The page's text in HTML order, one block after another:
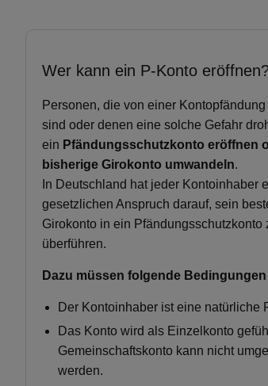
Wer kann ein P-Konto
Personen, die von einer Kontopfändung
sind oder denen eine solche Gefahr
ein Pfändungsschutzkonto eröffnen
bisherige Girokonto umwandeln.
In Deutschland hat jeder Kontoinhaber
gesetzlichen Anspruch darauf, sein
Girokonto in ein Pfändungsschutzkonto
überführen.
Dazu müssen folgende
Der Kontoinhaber ist eine natürliche
Das Konto wird als Einzelkonto
Gemeinschaftskonto kann nicht
werden.